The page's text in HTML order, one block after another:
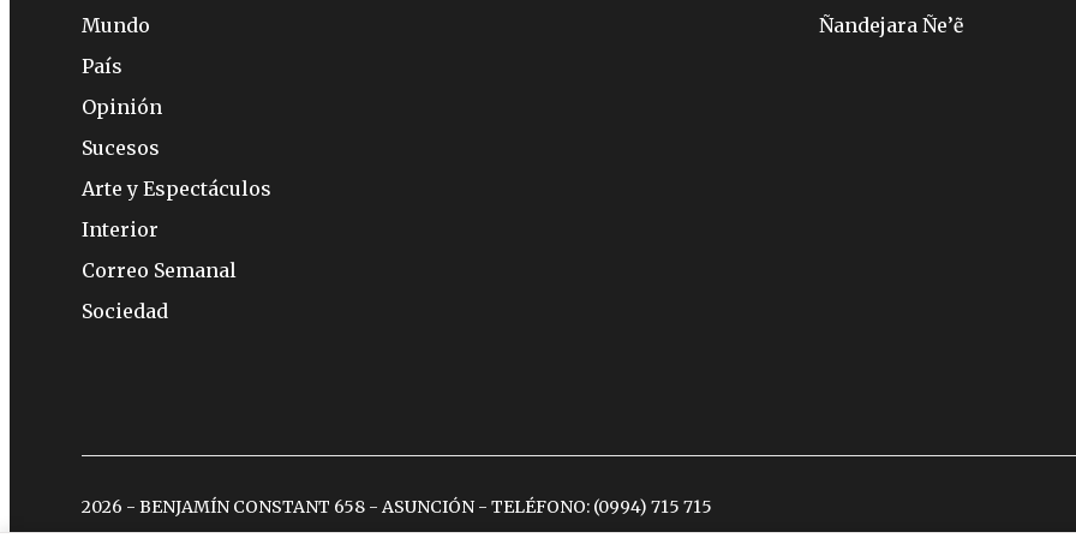
Mundo
País
Opinión
Sucesos
Arte y Espectáculos
Interior
Correo Semanal
Sociedad
Ñandejara Ñe’ẽ
2026 - BENJAMÍN CONSTANT 658 - ASUNCIÓN - TELÉFONO: (0994) 715 715